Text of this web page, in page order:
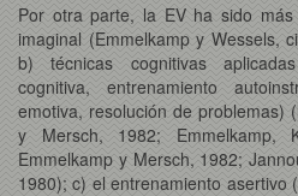
Por otra parte, la EV ha sido
imaginal (Emmelkamp y Wessels,
b) técnicas cognitivas
cognitiva, entrenamiento
emotiva, resolución de problemas)
y Mersch, 1982; Emmelkamp,
Emmelkamp y Mersch, 1982;
1980); c) el entrenamiento asertivo